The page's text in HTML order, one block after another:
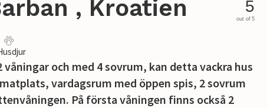
, Kroatien 5
out of 5
och med 4 sovrum, kan detta vackra hus
vardagsrum med öppen spis, 2 sovrum
På första våningen finns också 2